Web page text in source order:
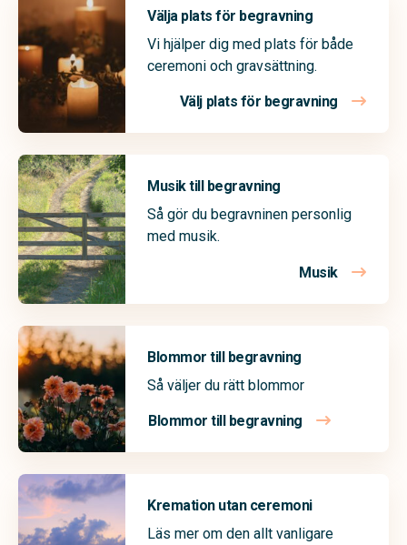
Välja plats för begravning
Vi hjälper dig med plats för både
ceremoni och gravsättning.
Välj plats för begravning
Musik till begravning
Så gör du begravninen personlig
med musik.
Musik
Blommor till begravning
Så väljer du rätt blommor
Blommor till begravning
Kremation utan ceremoni
Läs mer om den allt vanligare